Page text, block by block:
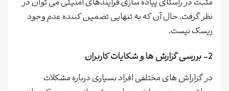
نظر گرفت. حال آن که به تنهایی تضمین کننده عدم وجود
ریسک نیست.
2- بررسی گزارش ها و شکایات کاربران
در گزاراش های مختلفی افراد بسیاری درباره مشکلات